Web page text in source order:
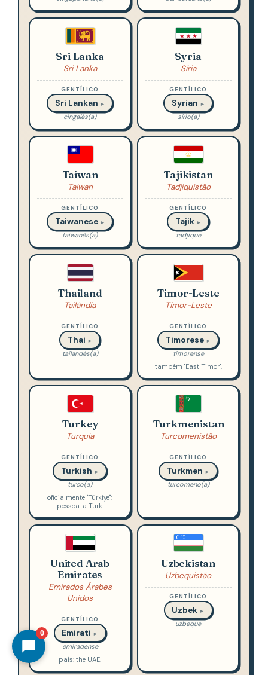
Sri Lanka
Sri Lanka
GENTÍLICO
Sri Lankan ►
cingalês(a)
Syria
Síria
GENTÍLICO
Syrian ►
sírio(a)
Taiwan
Taiwan
GENTÍLICO
Taiwanese ►
taiwanês(a)
Tajikistan
Tadjiquistão
GENTÍLICO
Tajik ►
tadjique
Thailand
Tailândia
GENTÍLICO
Thai ►
tailandês(a)
Timor-Leste
Timor-Leste
GENTÍLICO
Timorese ►
timorense
também "East Timor".
Turkey
Turquia
GENTÍLICO
Turkish ►
turco(a)
oficialmente "Türkiye";
pessoa: a Turk.
Turkmenistan
Turcomenistão
GENTÍLICO
Turkmen ►
turcomeno(a)
United Arab
Emirates
Emirados Árabes
Unidos
GENTÍLICO
Emirati ►
emiradense
país: the UAE.
Uzbekistan
Uzbequistão
GENTÍLICO
Uzbek ►
uzbeque
0